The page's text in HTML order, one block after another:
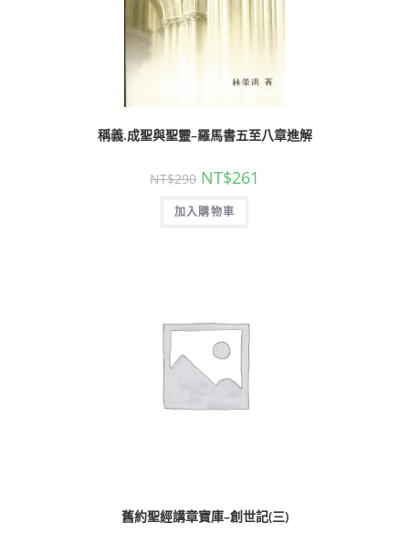
稱義.成聖與聖靈–羅馬書五至八章進解
NT$290 NT$261
加入購物車
舊約聖經講章寶庫–創世記(三)